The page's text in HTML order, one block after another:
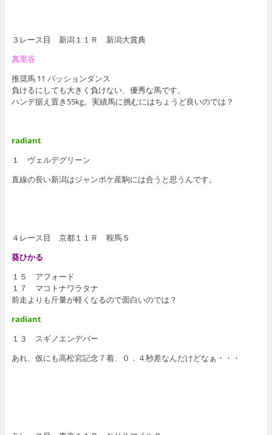
３レース目 新潟１１Ｒ 新潟大賞典
真里谷
推奨馬 11 パッションダンス
負けるにしても大きく負けない、優秀な馬です。
ハンデ据え置き55kg。実績馬に挑むにはちょうど良いのでは？
radiant
１ ヴェルデグリーン
直線の長い新潟はジャンポケ産駒には合うと思うんです。
４レース目 京都１１Ｒ 鞍馬Ｓ
葵ひかる
１５ アフォード
１７ マコトナワラタナ
前走よりも斤量が軽くなるので面白いのでは？
radiant
１３ スギノエンデバー
あれ、仮にも高松宮記念７着、０．４秒差なんだけどなぁ・・・